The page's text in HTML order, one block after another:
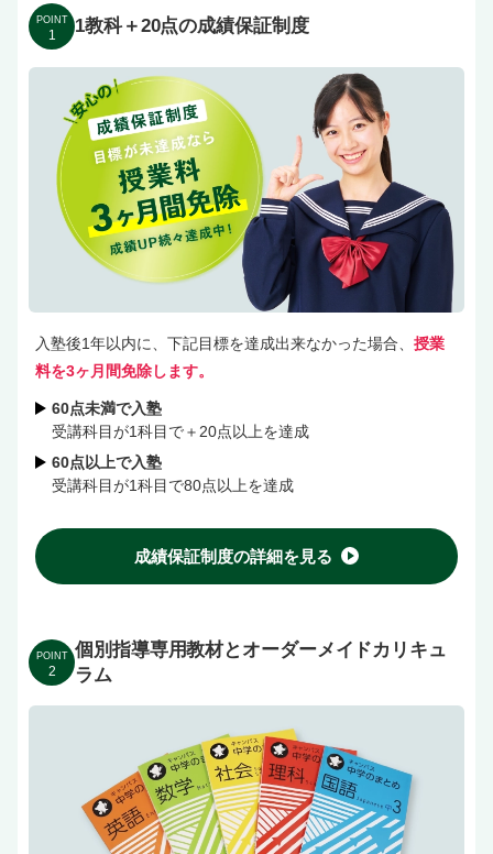
POINT
1 1教科＋20点の成績保証制度
入塾後1年以内に、下記目標を達成出来なかった場合、 授業
料を3ヶ月間免除します。
60点未満で入塾
受講科目が1科目で＋20点以上を達成
60点以上で入塾
受講科目が1科目で80点以上を達成
成績保証制度の詳細を見る
POINT
2
個別指導専用教材とオーダーメイドカリキュ
ラム